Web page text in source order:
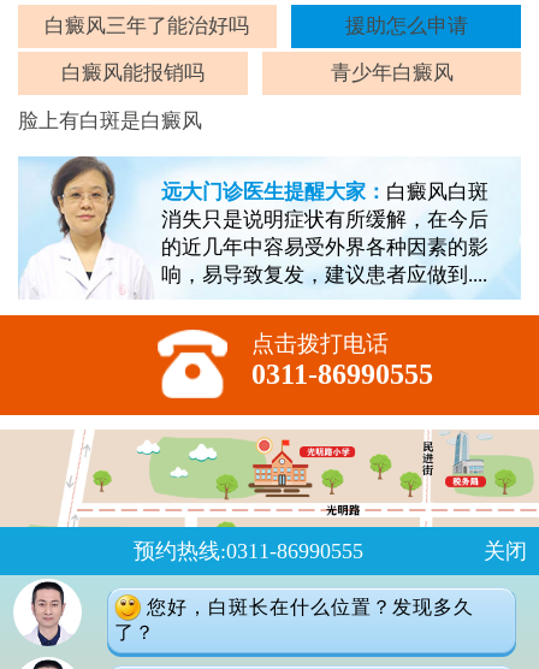
斑
白癜风三年了能治好吗 援助怎么申请
白癜风能报销吗 青少年白癜风
脸上有白斑是白癜风
远大门诊医生提醒大家： 白癜风白斑
消失只是说明症状有所缓解，在今后
的近几年中容易受外界各种因素的影
响，易导致复发，建议患者应做到....
点击拨打电话
0311-86990555
预约热线:0311-86990555 关闭
您好，白斑长在什么位置？发现多久
了？